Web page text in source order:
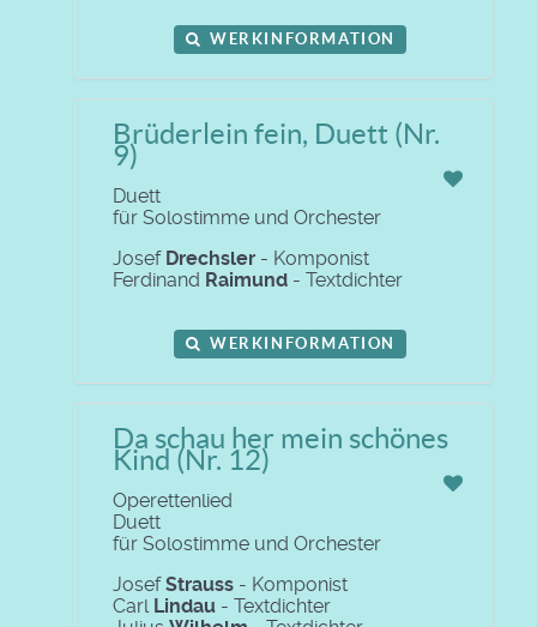
WERKINFORMATION
Brüderlein fein, Duett (Nr.
9)
Duett
für Solostimme und Orchester
Josef Drechsler - Komponist
Ferdinand Raimund - Textdichter
WERKINFORMATION
Da schau her mein schönes
Kind (Nr. 12)
Operettenlied
Duett
für Solostimme und Orchester
JosefStrauss - Komponist
Carl Lindau - Textdichter